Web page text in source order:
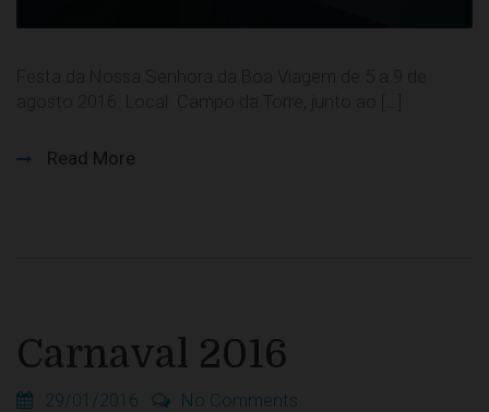
Read More
Carnaval 2016
29/01/2016 No Comments